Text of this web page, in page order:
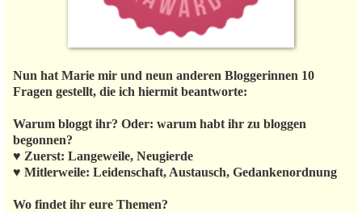
Nun hat Marie mir und neun anderen Bloggerinnen 10
Fragen gestellt, die ich hiermit beantworte:
Warum bloggt ihr? Oder: warum habt ihr zu bloggen
begonnen?
♥ Zuerst: Langeweile, Neugierde
♥ Mitlerweile: Leidenschaft, Austausch, Gedankenordnung
Wo findet ihr eure Themen?